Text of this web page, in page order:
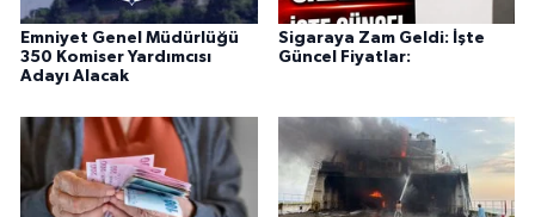
Emniyet Genel Müdürlüğü
350 Komiser Yardımcısı
Adayı Alacak
Sigaraya Zam Geldi: İşte
Güncel Fiyatlar: